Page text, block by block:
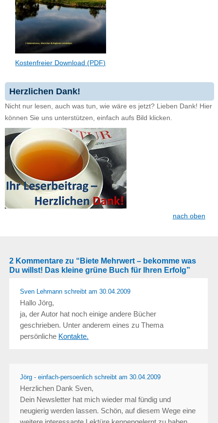
Kostenfreier Download (PDF)
Herzlichen Dank!
Nicht nur lesen, auch was tun, wie wäre es jetzt? Lieben Dank! Hier
können Sie uns unterstützen, einfach aufs Bild klicken.
nach oben
2 Kommentare zu “Biete Mehrwert – bekomme was
Du willst! Das kleine grüne Buch für Ihren Erfolg”
Sven Lehmannschreibt am 30.04.2009
Hallo Jörg,
ja, der Autor hat noch einige andere Bücher
geschrieben. Unter anderem eines zu Thema
persönliche Kontakte.
Jörg - einfach-persoenlich schreibt am 30.04.2009
Herzlichen Dank Sven,
Dein Newsletter hat mich wieder mal fündig und
neugierig werden lassen. Schön, auf diesem Wege eine